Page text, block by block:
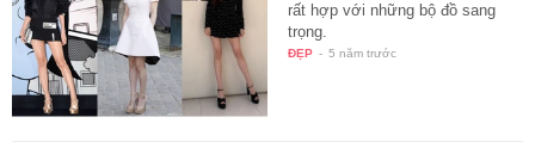
rất hợp với những bộ đồ sang
trọng.
ĐẸP - 5 năm trước